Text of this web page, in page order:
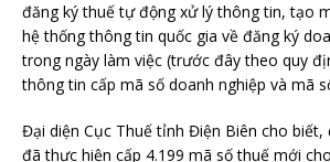
đăng ký thuế tự động xử lý thông tin, tạo
hệ thống thông tin quốc gia về đăng ký
trong ngày làm việc (trước đây theo quy
thông tin cấp mã số doanh nghiệp và mã
Đại diện Cục Thuế tỉnh Điện Biên cho biết,
đã thực hiện cấp 4.199 mã số thuế mới